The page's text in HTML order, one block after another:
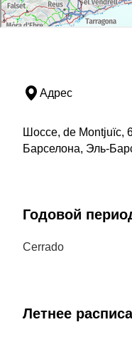
Адрес
Шоссе, de Montjuïc,
Барселона, Эль-
Годовой
Cerrado
Летнее